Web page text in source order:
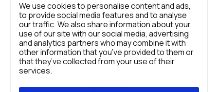
We use cookies to personalise content and ads,
to provide social media features and to analyse
our traffic. We also share information about your
use of our site with our social media, advertising
and analytics partners who may combine it with
other information that you’ve provided to them or
that they’ve collected from your use of their
services.
VIRTUAL TOUR ΕΠΙΚΟΙΝΩΝΙΑ
ΚΑΡΙΕΡΑ
ΠΟΛΙΤΙΚΗ ΑΠΟΡΡΗΤΟΥ
SALES MANUAL
COOKIE SETTINGS
ΠΡΟΣΒΑΣΙΜΟΤΗΤΑ
ΠΟΛΙΤΙΚΗ ΠΟΙΟΤΗΤΑΣ